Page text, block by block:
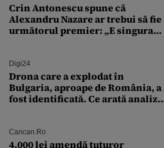
Crin Antonescu spune că
Alexandru Nazare ar trebui să fie
următorul premier: „E singura
Digi24
Drona care a explodat în
Bulgaria, aproape de România, a
fost identificată. Ce arată analiza
Cancan.ro
4.000 lei amendă tuturor